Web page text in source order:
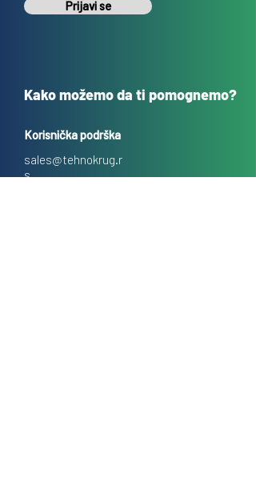
Prijavi se
Kako možemo da ti pomognemo?
Korisnička podrška
sales@tehnokrug.r
s